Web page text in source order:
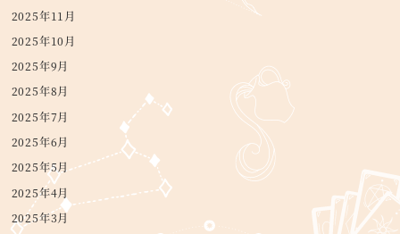
2025年11月
2025年10月
2025年9月
2025年8月
2025年7月
2025年6月
2025年5月
2025年4月
2025年3月